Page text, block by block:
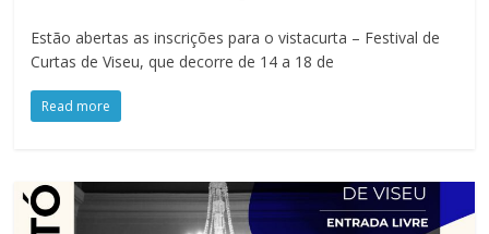
Estão abertas as inscrições para o vistacurta – Festival de
Curtas de Viseu, que decorre de 14 a 18 de
Read more